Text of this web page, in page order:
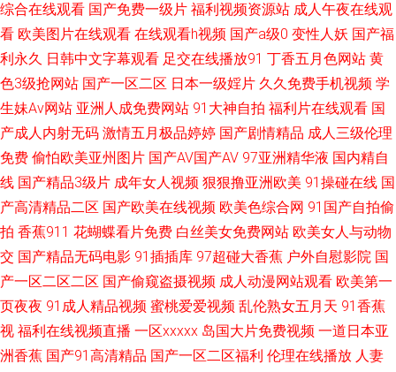
线下载 91丝袜拍拍 大香蕉草木狼人 含羞草福利影院 香蕉短视频污 老司机黄
色A片 超碰97大香蕉 欧美激情28p 亚洲欧美日韩另类 伊人成网 自慰小视频
自拍网站 韩国精品人妻 日本叼嘿片 欧美TV另类 在线超碰 俺去也最新 91高
清视频 超碰97色 黑丝高跟91 精品国产噜噜日韩 老司机黄色A片 青青草青娱
乐 欧洲成人ab 日韩中文欧美网 97资源网 超碰碰碰aV 黄色精东 欧美日逼视
在线看 超碰2025 白丝巨乳被后入 精品探花 麻豆91巨炮 欧美丝袜性爱A片
日本操逼逼 亚洲成人一区 一区二区机械 伊人222成人网 51黑料偷拍 91豆花
综合在线观看 国产免费一级片 福利视频资源站 成人午夜在线观
看 欧美图片在线观看 在线观看h视频 国产a级0 变性人妖 国产福
利永久 日韩中文字幕观看 足交在线播放91 丁香五月色网站 黄
色3级抢网站 国产一区二区 日本一级婬片 久久免费手机视频 学
生妹Av网站 亚洲人成免费网站 91大神自拍 福利片在线观看 国
产成人内射无码 激情五月极品婷婷 国产剧情精品 成人三级伦理
免费 偷怕欧美亚州图片 国产AV国产AV 97亚洲精华液 国内精自
线 国产精品3级片 成年女人视频 狠狠撸亚洲欧美 91操碰在线 国
产高清精品二区 国产欧美在线视频 欧美色综合网 91国产自拍偷
拍 香蕉911 花蝴蝶看片免费 白丝美女免费网站 欧美女人与动物
交 国产精品无码电影 91插插库 97超碰大香蕉 户外自慰影院 国
产一区二区二区 国产偷窥盗摄视频 成人动漫网站观看 欧美第一
页夜夜 91成人精品视频 蜜桃爱爱视频 乱伦熟女五月天 91香蕉
视 福利在线视频直播 一区xxxxx 岛国大片免费视频 一道日本亚
洲香蕉 国产91高清精品 国产一区二区福利 伦理在线播放 人妻